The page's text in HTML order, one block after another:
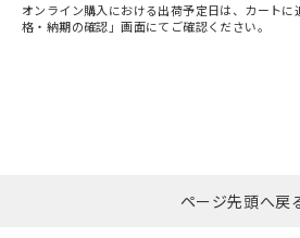
オンライン購入における出荷予定日は、カート
格・納期の確認」画面にてご確認ください。
ページ先頭へ戻